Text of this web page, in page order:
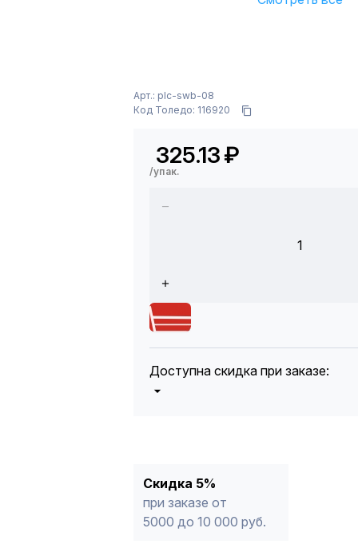
Арт.: plc-swb-08
Код Толедо: 116920
325.13₽
/упак.
1
Доступна скидка при заказе:
* -Для заказов, состоящих
продукции, максимальная скидка
Скидка 5%
при заказе от
5000 до 10 000 руб.